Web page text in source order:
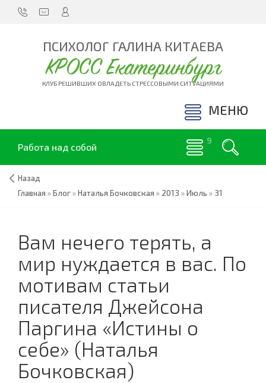
ПСИХОЛОГ ГАЛИНА КИТАЕВА
КРОСС Екатеринбург
КЛУБ РЕШИВШИХ ОВЛАДЕТЬ СТРЕССОВЫМИ СИТУАЦИЯМИ
МЕНЮ
Работа над собой
Назад
Главная »Блог»Наталья Бочковская » 2013 »Июль » 31
Вам нечего терять, а
мир нуждается в вас. По
мотивам статьи
писателя Джейсона
Паргина «Истины о
себе» (Наталья
Бочковская)